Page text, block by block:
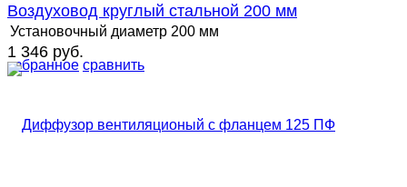
избранное сравнить
Воздуховод круглый стальной 200 мм
Установочный диаметр 200 мм
1 346 руб.